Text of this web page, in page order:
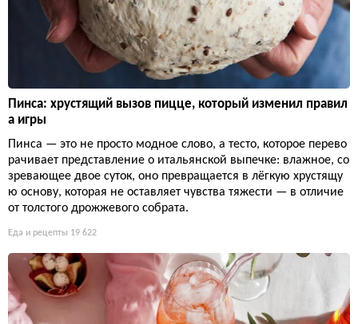
Пинса: хрустящий вызов пицце, который изменил правил
а игры
Пинса — это не просто модное слово, а тесто, которое перево
рачивает представление о итальянской выпечке: влажное, со
зревающее двое суток, оно превращается в лёгкую хрустящу
ю основу, которая не оставляет чувства тяжести — в отличие
от толстого дрожжевого собрата.
Еда и рецепты 19 622